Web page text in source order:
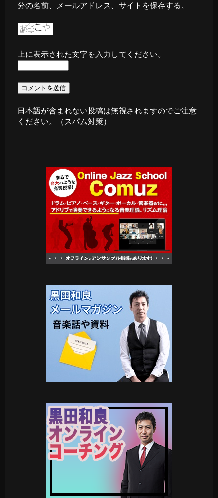
分の名前、メールアドレス、サイトを保存する。
上に表示された文字を入力してください。
日本語が含まれない投稿は無視されますのでご注意
ください。（スパム対策）